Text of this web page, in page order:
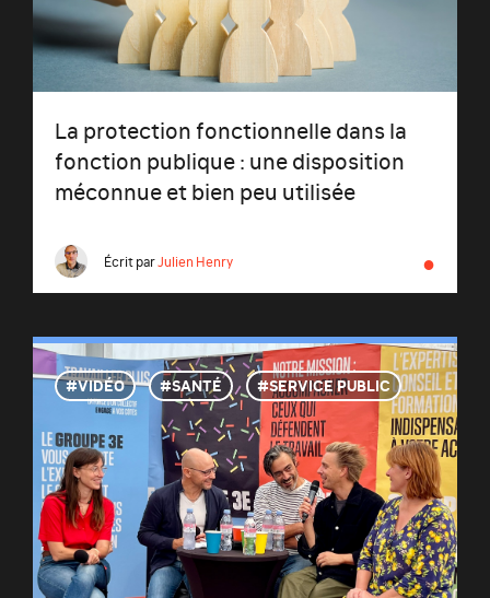
La protection fonctionnelle dans la
fonction publique : une disposition
méconnue et bien peu utilisée
Écrit parJulien Henry ●
VIDÉO SANTÉ SERVICE PUBLIC